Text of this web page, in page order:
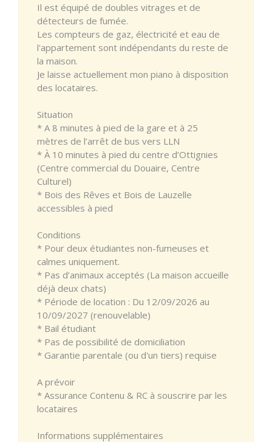
Il est équipé de doubles vitrages et de
détecteurs de fumée.
Les compteurs de gaz, électricité et eau de
l'appartement sont indépendants du reste de
la maison.
Je laisse actuellement mon piano à disposition
des locataires.
Situation
* A 8 minutes à pied de la gare et à 25
mètres de l’arrêt de bus vers LLN
* À 10 minutes à pied du centre d’Ottignies
(Centre commercial du Douaire, Centre
Culturel)
* Bois des Rêves et Bois de Lauzelle
accessibles à pied
Conditions
* Pour deux étudiantes non-fumeuses et
calmes uniquement.
* Pas d’animaux acceptés (La maison accueille
déjà deux chats)
* Période de location : Du 12/09/2026 au
10/09/2027 (renouvelable)
* Bail étudiant
* Pas de possibilité de domiciliation
* Garantie parentale (ou d'un tiers) requise
A prévoir
* Assurance Contenu & RC à souscrire par les
locataires
Informations supplémentaires